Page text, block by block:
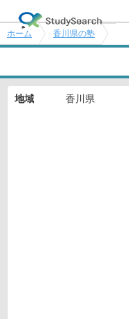
ホーム 香川県の塾
地域 香川県